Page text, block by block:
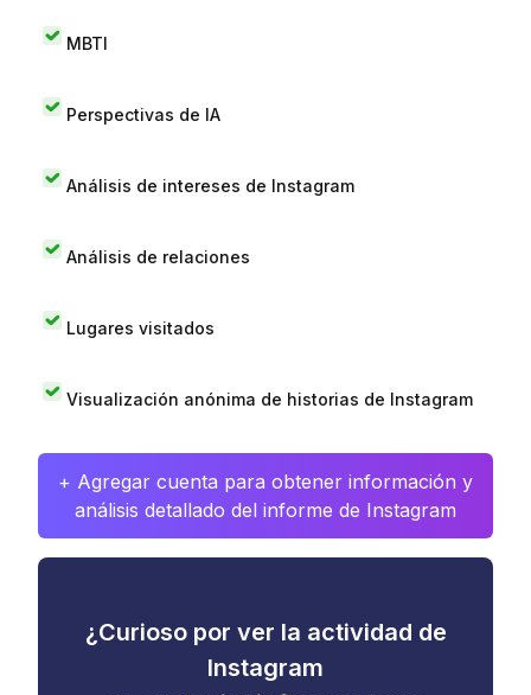
MBTI
Perspectivas de IA
Análisis de intereses de Instagram
Análisis de relaciones
Lugares visitados
Visualización anónima de historias de Instagram
+ Agregar cuenta para obtener información y
análisis detallado del informe de Instagram
¿Curioso por ver la actividad de
Instagram